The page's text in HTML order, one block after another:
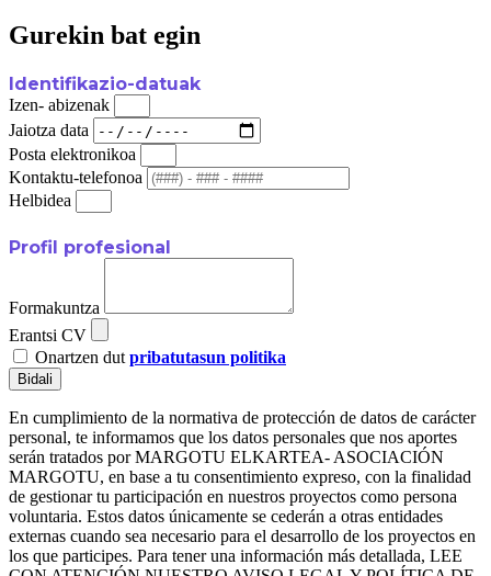
Gurekin bat egin
Identifikazio-datuak
Izen- abizenak
Jaiotza data
Posta elektronikoa
Kontaktu-telefonoa
Helbidea
Profil profesional
Formakuntza
Erantsi CV
Onartzen dut pribatutasun politika
Bidali
En cumplimiento de la normativa de protección de datos de carácter
personal, te informamos que los datos personales que nos aportes
serán tratados por MARGOTU ELKARTEA- ASOCIACIÓN
MARGOTU, en base a tu consentimiento expreso, con la finalidad
de gestionar tu participación en nuestros proyectos como persona
voluntaria. Estos datos únicamente se cederán a otras entidades
externas cuando sea necesario para el desarrollo de los proyectos en
los que participes. Para tener una información más detallada, LEE